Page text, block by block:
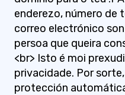
enderezo, número de
correo electrónico
persoa que queira
<br> Isto é moi
privacidade. Por
protección